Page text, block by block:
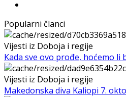
Popularni članci
Vijesti iz Doboja i regije
Kada sve ovo prođe, hoćemo li
Vijesti iz Doboja i regije
Makedonska diva Kaliopi 7.